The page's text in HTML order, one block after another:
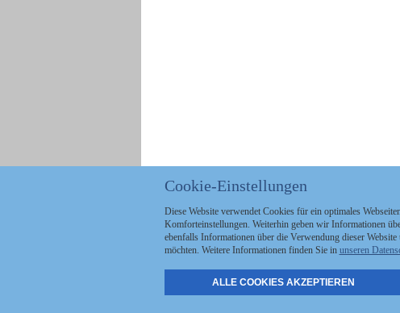
Politik
Stellenmarkt
Anzeigen
Cookie-Einstellungen
Diese Website verwendet Cookies für ein optimales
Komforteinstellungen. Weiterhin geben wir Informationen
ebenfalls Informationen über die Verwendung dieser
möchten. Weitere Informationen finden Sie in unseren
ALLE COOKIES AKZEPTIEREN